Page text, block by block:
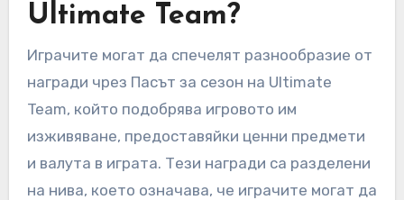
Ultimate Team?
Играчите могат да спечелят разнообразие от
награди чрез Пасът за сезон на Ultimate
Team, който подобрява игровото им
изживяване, предоставяйки ценни предмети
и валута в играта. Тези награди са разделени
на нива, което означава, че играчите могат да